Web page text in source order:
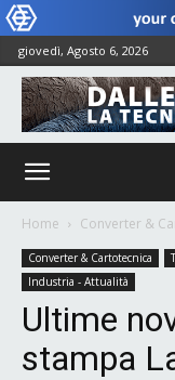
giovedì, Agosto 6, 2026
Home Converter &
Converter & Cartotecnica
Industria - Attualità
Ultime
stampa